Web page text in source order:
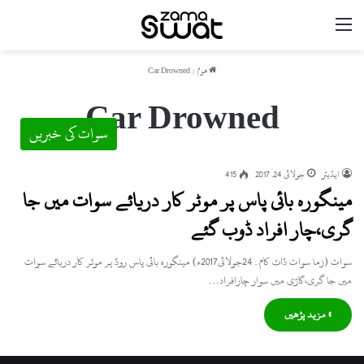
ھوم/
Car Drowned
Car Drownedسوات کی خبریں
ایڈیٹر جولائی 24, 2017 415
مینگورہ بائی پاس پر موٹر کار دریائے سوات میں جا
گری،چار افراد ڈوب گئے
سوات (زما سوات ڈاٹ کام۔24جولائی2017ء) مینگورہ بائی پاس روڈ پر موٹر کار دریائے سوات
میں جا گری،گاڑی میں سوار چارافراد…
» مزید پڑھیں